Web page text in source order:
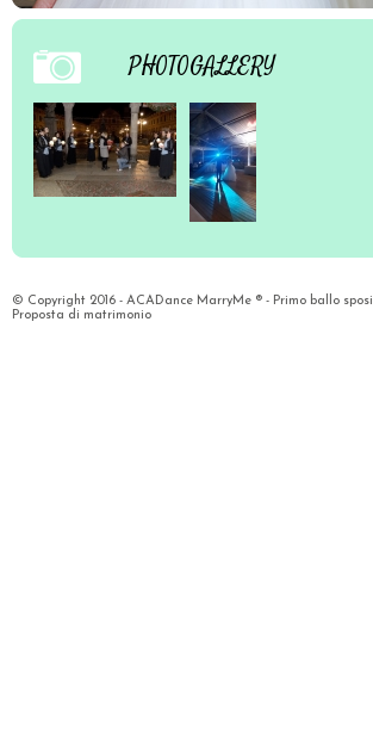
PHOTOGALLERY
© Copyright 2016 - ACADance MarryMe ® - Primo ballo sposi
Proposta di matrimonio